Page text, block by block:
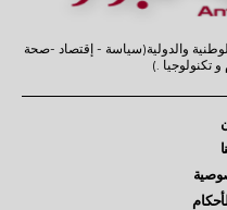
والدولية(سياسة - إقتصاد -صحة
تكنولوجيا .)